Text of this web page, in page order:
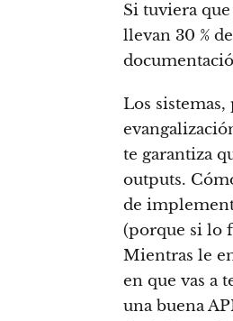
Si tuviera
llevan 30 %
Los
te garantiza
outputs.
de
(porque si lo
Mientras le
en que vas a
una buena